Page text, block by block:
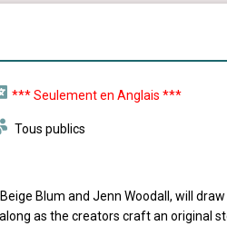
*** Seulement en Anglais ***
Tous publics
Blum and Jenn Woodall, will
as the creators craft an original